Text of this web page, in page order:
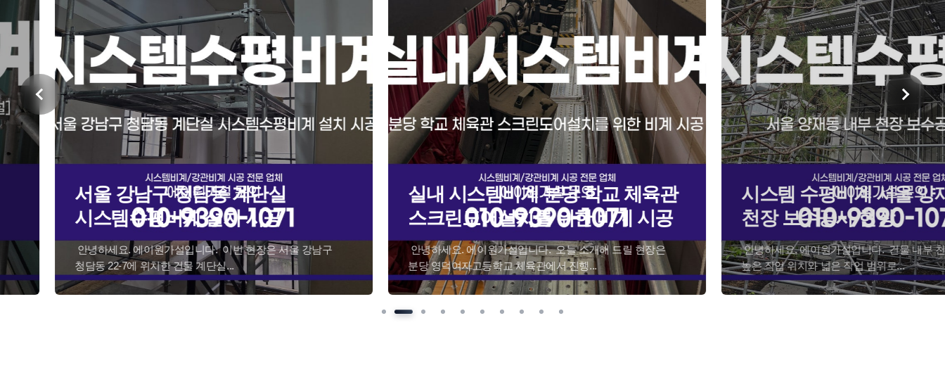
서울 강남구 청담동 계단실
시스템수평비계 설치 시공
​ 안녕하세요. 에이원가설입니다. ​ 이번 현장은 서울 강남구
청담동 22-7에 위치한 건물 계단실...
실내 시스템비계 분당 학교 체육관
스크린도어설치를 위한 비계 시공
​ 안녕하세요. 에이원가설입니다. ​ 오늘 소개해 드릴 현장은
분당 영덕여자고등학교 체육관에서 진행...
시스템 수평비계 서울 양재동 내부
천장 보수공사 현장
​ 안녕하세요. 에이원가설입니다. ​ 건물 내부 천장 보수공사는
높은 작업 위치와 넓은 작업 범위로...